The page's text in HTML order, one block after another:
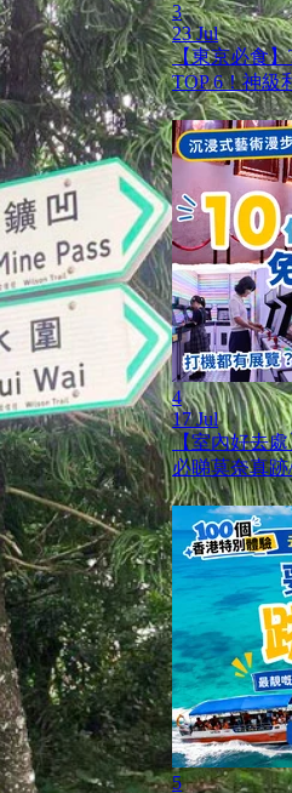
3
23 Jul
【東京必食】
TOP 6！神級
4
17 Jul
【室內好去處
必睇莫奈真
5